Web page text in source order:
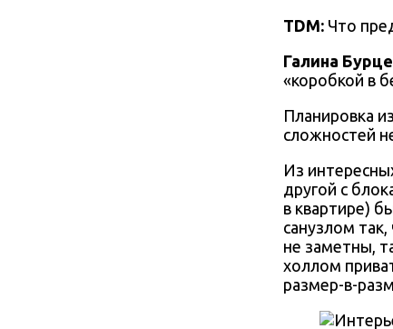
TDM: Что
Галина
«коробкой в
Планировка
сложностей
Из
другой с
в квартире)
санузлом
не заметны,
холлом
размер-в-